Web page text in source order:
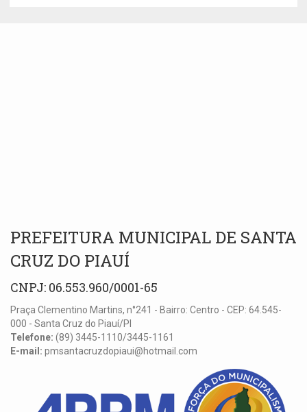
PREFEITURA MUNICIPAL DE SANTA
CRUZ DO PIAUÍ
CNPJ: 06.553.960/0001-65
Praça Clementino Martins, n°241 - Bairro: Centro - CEP: 64.545-
000 - Santa Cruz do Piauí/PI
Telefone: (89) 3445-1110/3445-1161
E-mail: pmsantacruzdopiaui@hotmail.com